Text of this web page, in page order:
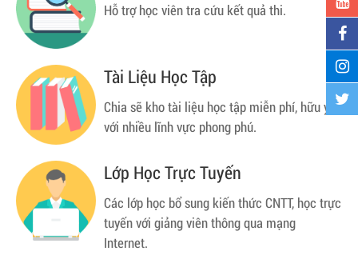
Hỗ trợ học viên tra cứu kết quả thi.
Tài Liệu Học Tập
Chia sẽ kho tài liệu học tập miễn phí, hữu ý
với nhiều lĩnh vực phong phú.
Lớp Học Trực Tuyến
Các lớp học bổ sung kiến thức CNTT, học trực
tuyến với giảng viên thông qua mạng
Internet.